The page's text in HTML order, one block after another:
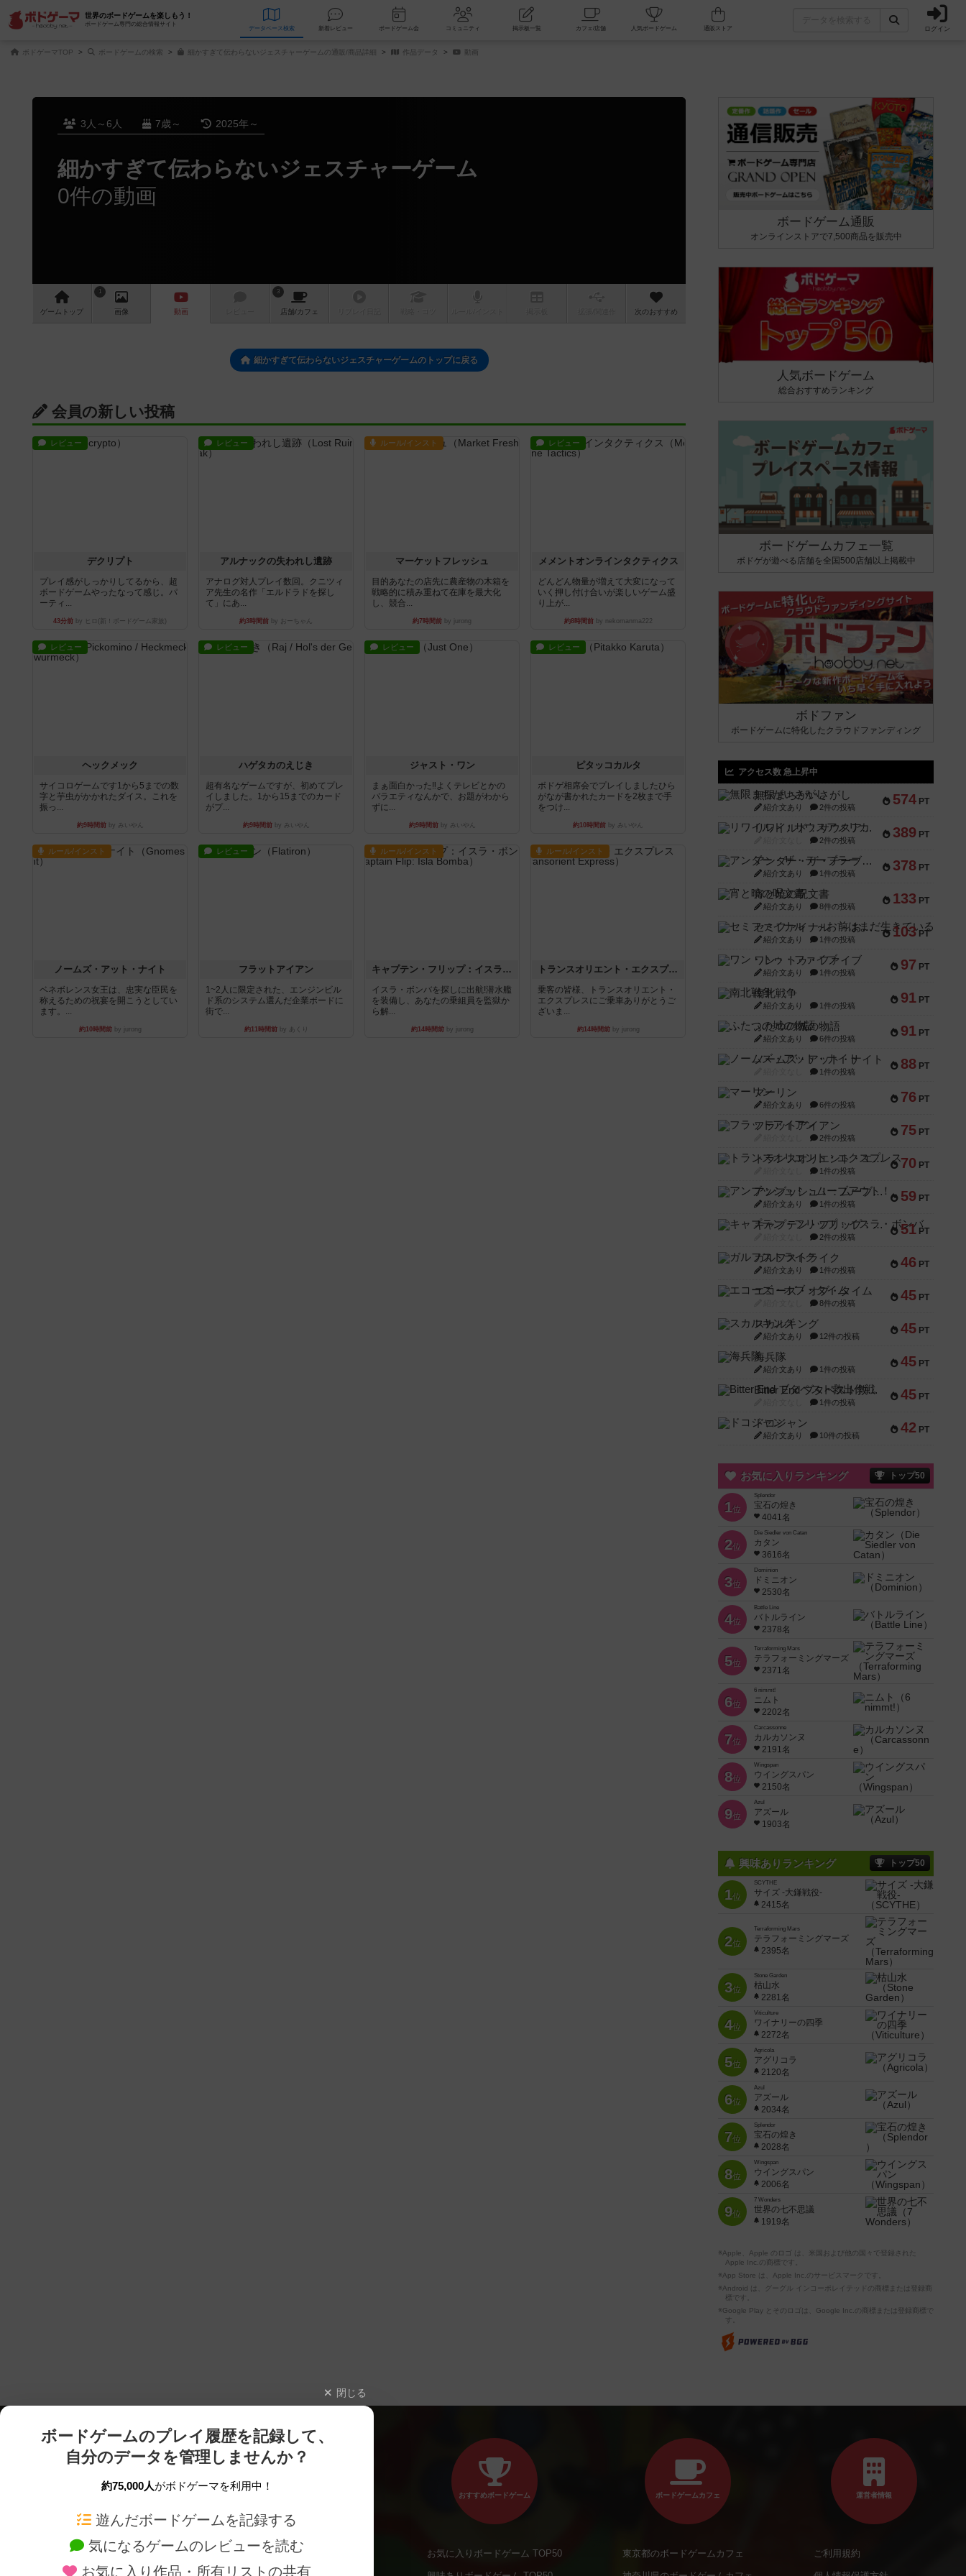
世界のボードゲームを楽しもう！
ボードゲーム専門の総合情報サイト
データベース 検索 新着レビュー ボードゲーム会 コミュニティ 掲示板一覧 カフェ/店舗 人気ボードゲーム ログイン
ボドゲーマTOP ボードゲームの検索 細かすぎて伝わらないジェスチャーゲームの通販/商品詳細 作品データ 動画
3人～6人 7歳～ 2025年～
細かすぎて伝わらないジェスチャーゲーム
0件の動画
ゲーム トップ
1
画像 動画
3
店舗/カフェ 次のおすすめ
細かすぎて伝わらないジェスチャーゲームのトップに戻る
会員の新しい投稿
レビュー
デクリプト
プレイ感がしっかりしてるから、超
ボードゲームやったなって感じ。パ
ーティ...
43分前 by ヒロ(新！ボードゲーム家族)
レビュー
アルナックの失われし遺跡
アナログ対人プレイ数回。クニツィ
ア先生の名作「エルドラドを探し
て」にあ...
約3時間前 by おーちゃん
ルール/インスト
マーケットフレッシュ
目的あなたの店先に農産物の木箱を
戦略的に積み重ねて在庫を最大化
し、競合...
約7時間前 by jurong
レビュー
メメントオンラインタクティクス
どんどん物量が増えて大変になって
いく押し付け合いが楽しいゲーム盛
り上が...
約8時間前by nekomanma222
レビュー
ヘックメック
サイコロゲームです1から5までの数
字と芋虫がかかれたダイス。これを
振っ...
約9時間前by みいやん
レビュー
ハゲタカのえじき
超有名なゲームですが、初めてプレ
イしました。1から15までのカード
がプ...
約9時間前by みいやん
レビュー
ジャスト・ワン
まぁ面白かった‼️よくテレビとかの
バラエティなんかで、お題がわから
ずに...
約9時間前by みいやん
レビュー
ピタッコカルタ
ボドゲ相席会でプレイしましたひら
がなが書かれたカードを2枚まで手
をつけ...
約10時間前 by みいやん
ルール/インスト
ノームズ・アット・ナイト
ベネボレンス女王は、忠実な臣民を
称えるための祝宴を開こうとしてい
ます。...
約10時間前by jurong
レビュー
フラットアイアン
1~2人に限定された、エンジンビル
ド系のシステム選んだ企業ボードに
街で...
約11時間前by あくり
ルール/インスト
キャプテン・フリップ：イスラ・ボンバ
イスラ・ボンバを探しに出航!潜水艦
を装備し、あなたの乗組員を監獄か
ら解...
約14時間前by jurong
ルール/インスト
トランスオリエント・エクスプレス
乗客の皆様、トランスオリエント・
エクスプレスにご乗車ありがとうご
ざいま...
約14時間前by jurong
ボードゲーム通販
オンラインストアで7,500商品を販売中
人気ボードゲーム
総合おすすめランキング
ボードゲームカフェ一覧
ボドゲが遊べる店舗を全国500店舗以上掲載中
ボドファン
ボードゲームに特化したクラウドファンディング
アクセス数 急上昇中
574 PT
無限まちがいさがし
紹介文あり 2件の投稿
389 PT
リワイルド：サウスアメリカ
2件の投稿
378 PT
アンダー・ザ・テーブラー
紹介文あり 1件の投稿
133 PT
宵と暁の呪文書
紹介文あり 8件の投稿
103 PT
セミファイナル ～お前はまだ生きている～
紹介文あり 1件の投稿
97 PT
ワン・トゥ・ファイブ
紹介文あり 1件の投稿
91 PT
南北戦争
紹介文あり 1件の投稿
91 PT
ふたつの城の物語
紹介文あり 6件の投稿
88 PT
ノームズ・アット・ナイト
1件の投稿
76 PT
マーリン
紹介文あり 6件の投稿
75 PT
フラットアイアン
2件の投稿
70 PT
トランスオリエント・エクスプレス
1件の投稿
59 PT
アンブッシュ！：ムーブアウト！
紹介文あり 1件の投稿
51 PT
キャプテン・フリップ：イスラ・ボンバ
2件の投稿
46 PT
ガルフストライク
紹介文あり 1件の投稿
45 PT
エコーズ・オブ・タイム
8件の投稿
45 PT
スカルキング
紹介文あり 12件の投稿
45 PT
海兵隊
紹介文あり 1件の投稿
45 PT
Bitter End ブタペスト救出作戦
1件の投稿
42 PT
ドコジャン
紹介文あり 10件の投稿
お気に入りランキング トップ50
1位
Splendor
宝石の煌き
4041名
2位
Die Siedler von Catan
カタン
3616名
3位
Dominion
ドミニオン
2530名
4位
Battle Line
バトルライン
2378名
5位
Terraforming Mars
テラフォーミングマーズ
2371名
6位
6 nimmt!
ニムト
2202名
7位
Carcassonne
カルカソンヌ
2191名
8位
Wingspan
ウイングスパン
2150名
9位
Azul
アズール
1903名
興味ありランキング トップ50
1位
SCYTHE
サイズ -大鎌戦役-
2415名
2位
Terraforming Mars
テラフォーミングマーズ
2395名
3位
Stone Garden
枯山水
2281名
4位
Viticulture
ワイナリーの四季
2272名
5位
Agricola
アグリコラ
2120名
6位
Azul
アズール
2034名
7位
Splendor
宝石の煌き
2028名
8位
Wingspan
ウイングスパン
2006名
9位
7 Wonders
世界の七不思議
1919名
※Apple、Apple のロゴ は、米国および他の国々で登録された
Apple Inc.の商標です。
※App Store は、Apple Inc.のサービスマークです。
※Android は、グーグル インコーポレイテッドの商標または登録商
標です。
※Google Play とそのロゴは、Google Inc.の商標または登録商標で
す。
閉じる
ボードゲームのプレイ履歴を記録して、
自分のデータを管理しませんか？
約75,000人がボドゲーマを利用中！
遊んだボードゲームを記録する
気になるゲームのレビューを読む
お気に入り作品・所有リストの共有
ボードゲームを検索する 新作・再入荷情報
おすすめボードゲーム
お気に入りボードゲーム TOP50
ボードゲームカフェ
東京都のボードゲームカフェ
運営者情報
ご利用規約